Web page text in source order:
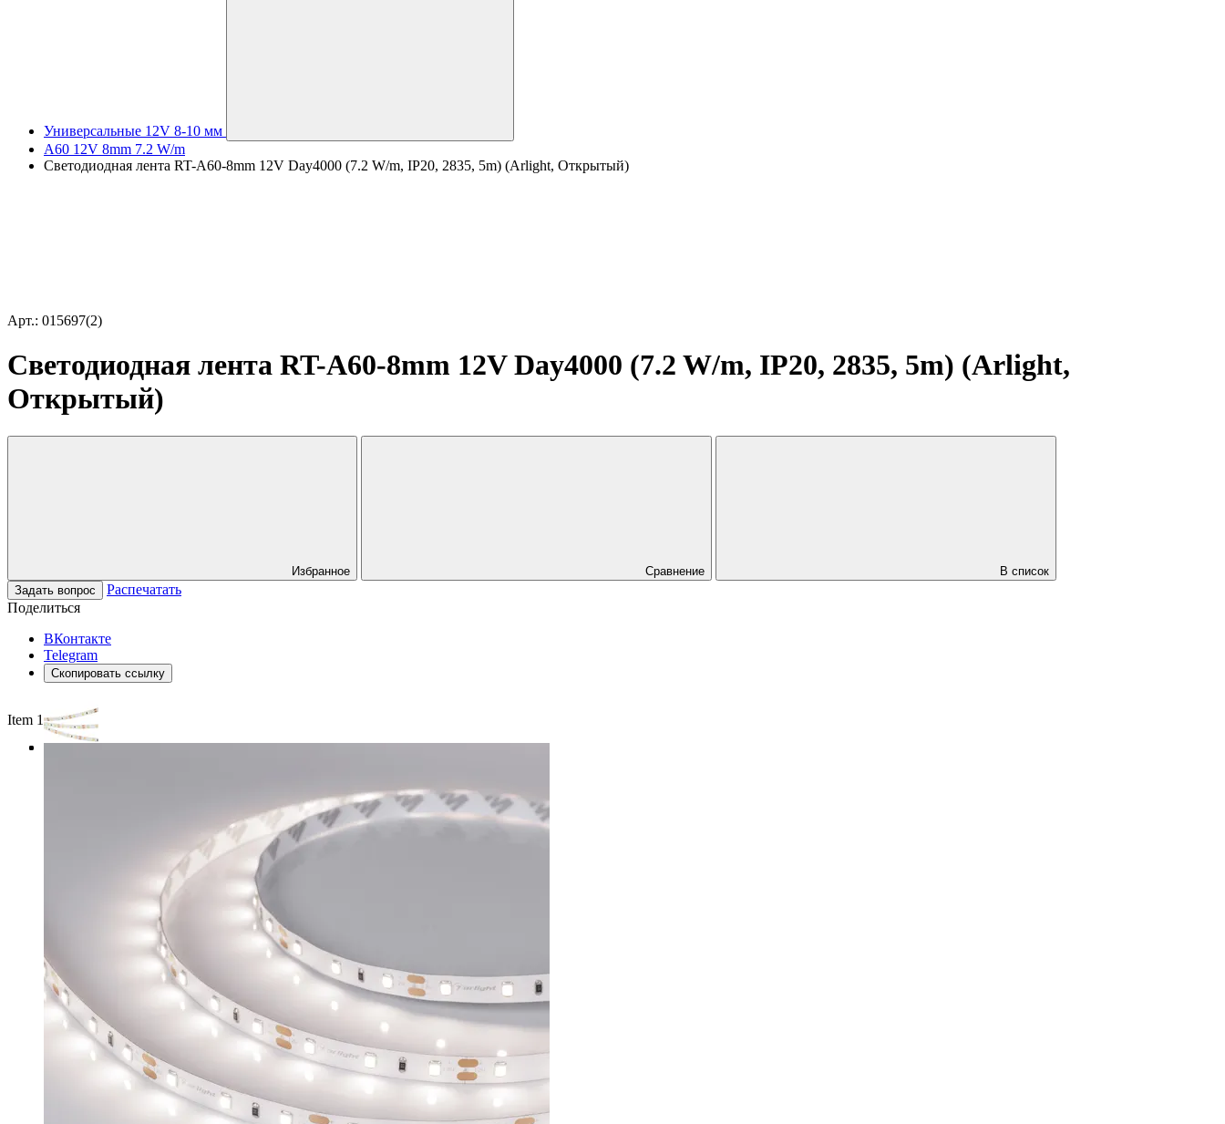
Универсальные 12V 8-10 мм
A60 12V 8mm 7.2 W/m
Светодиодная лента RT-A60-8mm 12V Day4000 (7.2 W/m, IP20, 2835, 5m) (Arlight, Открытый)
Арт.: 015697(2)
Светодиодная лента RT-A60-8mm 12V Day4000 (7.2 W/m, IP20, 2835, 5m) (Arlight,
Открытый)
Избранное Сравнение
В список
Задать вопрос
Распечатать
Поделиться
ВКонтакте
Telegram
Скопировать ссылку
Item 1 of 3